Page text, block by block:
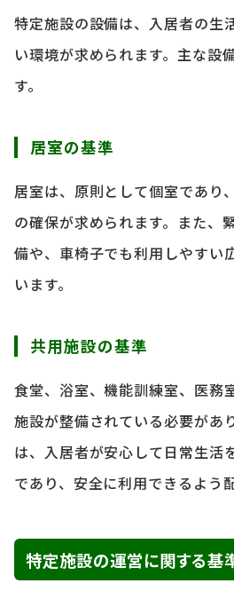
特定施設の設備は、入居者の生
い環境が求められます。主な設
す。
居室の基準
居室は、原則として個室であり
の確保が求められます。また、
備や、車椅子でも利用しやすい
います。
共用施設の基準
食堂、浴室、機能訓練室、医務
施設が整備されている必要があ
は、入居者が安心して日常生活
であり、安全に利用できるよう
特定施設の運営に関する基